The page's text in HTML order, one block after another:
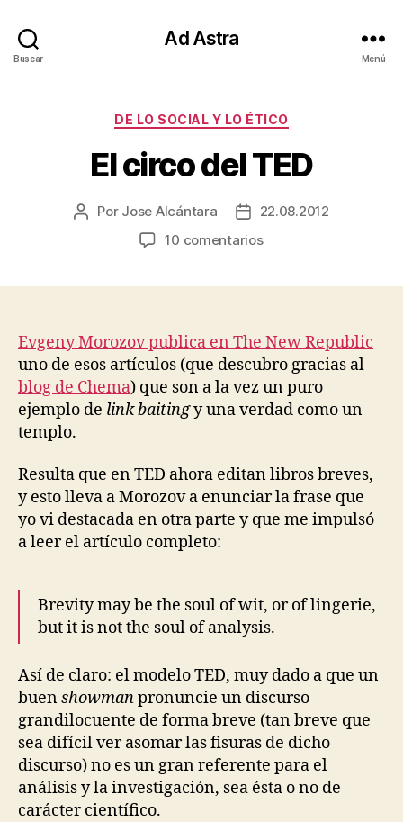
Buscar
Ad Astra
Menú
Categorías
DE LO SOCIAL Y LO ÉTICO
El circo del TED
Autor
Por Jose Alcántara
Fecha
de
22.08.2012
10 comentariosen
Evgeny Morozov publica en The New Republic
uno de esos artículos (que descubro gracias al
blog de Chema) que son a la vez un puro
ejemplo de link baitingy una verdad como un
templo.
Resulta que en TED ahora editan libros breves,
y esto lleva a Morozov a enunciar la frase que
yo vi destacada en otra parte y que me impulsó
a leer el artículo completo:
Brevity may be the soul of wit, or of lingerie,
but it is not the soul of analysis.
Así de claro: el modelo TED, muy dado a que un
buenshowmanpronuncie un discurso
grandilocuente de forma breve (tan breve que
sea difícil ver asomar las fisuras de dicho
discurso) no es un gran referente para el
análisis y la investigación, sea ésta o no de
carácter científico.